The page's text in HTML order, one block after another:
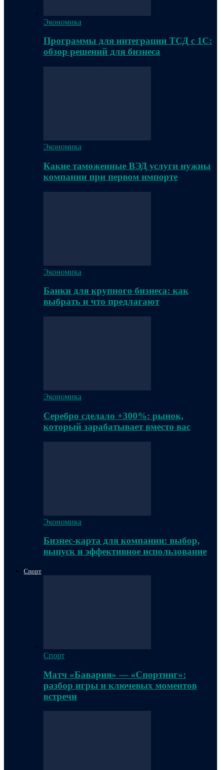
Экономика
Программы для интеграции ТСД с 1С:
обзор решений для бизнеса
Экономика
Какие таможенные ВЭД услуги нужны
компании при первом импорте
Экономика
Банки для крупного бизнеса: как
выбрать и что предлагают
Экономика
Серебро сделало +300%: рынок,
который зарабатывает вместо вас
Экономика
Бизнес-карта для компании: выбор,
выпуск и эффективное использование
Спорт
Спорт
Матч «Бавария» — «Спортинг»:
разбор игры и ключевых моментов
встречи